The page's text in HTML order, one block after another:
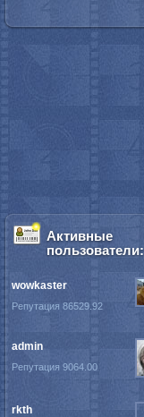
Активные
пользователи:
wowkaster
Репутация 86529.92
admin
Репутация 9064.00
rkth